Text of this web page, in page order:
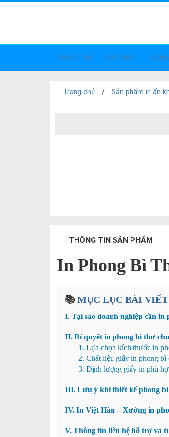
TRANG CHỦ GIỚI THIỆU DỊCH
Trang chủ Sản phẩm in ấn
THÔNG TIN SẢN PHẨM
In Phong Bì
📚 MỤC LỤC BÀI VIẾT
I. Tại sao doanh nghiệp cần in
II. Bí quyết in phong bì thư
1. Lựa chọn kích thước in
2. Chất liệu giấy in phong bì
3. Định lượng giấy in phù
III. Lưu ý khi thiết kế phong bì
IV. In Việt Hàn – Xưởng in
V. Thông tin liên hệ hỗ trợ và